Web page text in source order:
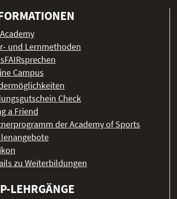
und Lernmethoden
Campus
Check
a Friend
der Academy of Sports
zu Weiterbildungen
LEHRGÄNGE